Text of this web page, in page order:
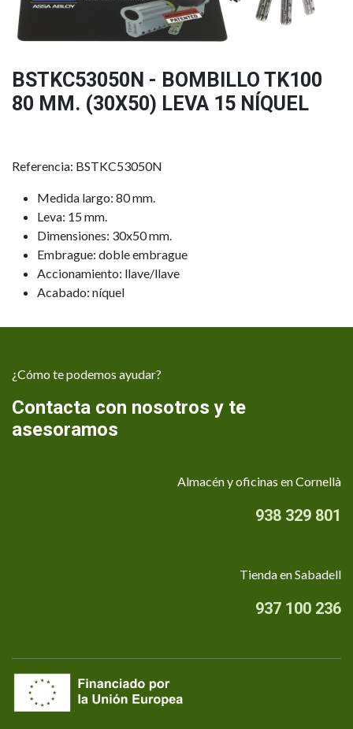
BSTKC53050N - BOMBILLO TK100
80 MM. (30X50) LEVA 15 NÍQUEL
Referencia: BSTKC53050N
Medida largo: 80 mm.
Leva: 15 mm.
Dimensiones: 30x50 mm.
Embrague: doble embrague
Accionamiento: llave/llave
Acabado: níquel
¿Cómo te podemos ayudar?
Contacta con nosotros y te
asesoramos
Almacén y oficinas en Cornellà
938 329 801
Tienda en Sabadell
937 100 236